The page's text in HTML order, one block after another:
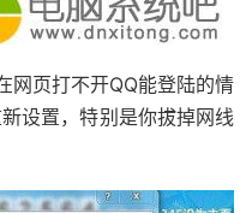
网页打不开QQ能登陆的情
设置，特别是你拔掉网线